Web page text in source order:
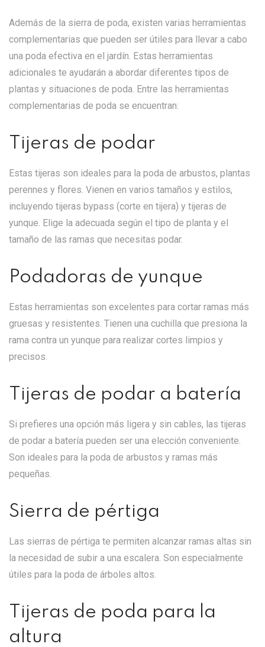
Además de la sierra de poda, existen varias herramientas
complementarias que pueden ser útiles para llevar a cabo
una poda efectiva en el jardín. Estas herramientas
adicionales te ayudarán a abordar diferentes tipos de
plantas y situaciones de poda. Entre las herramientas
complementarias de poda se encuentran:
Tijeras de podar
Estas tijeras son ideales para la poda de arbustos, plantas
perennes y flores. Vienen en varios tamaños y estilos,
incluyendo tijeras bypass (corte en tijera) y tijeras de
yunque. Elige la adecuada según el tipo de planta y el
tamaño de las ramas que necesitas podar.
Podadoras de yunque
Estas herramientas son excelentes para cortar ramas más
gruesas y resistentes. Tienen una cuchilla que presiona la
rama contra un yunque para realizar cortes limpios y
precisos.
Tijeras de podar a batería
Si prefieres una opción más ligera y sin cables, las tijeras
de podar a batería pueden ser una elección conveniente.
Son ideales para la poda de arbustos y ramas más
pequeñas.
Sierra de pértiga
Las sierras de pértiga te permiten alcanzar ramas altas sin
la necesidad de subir a una escalera. Son especialmente
útiles para la poda de árboles altos.
Tijeras de poda para la
altura